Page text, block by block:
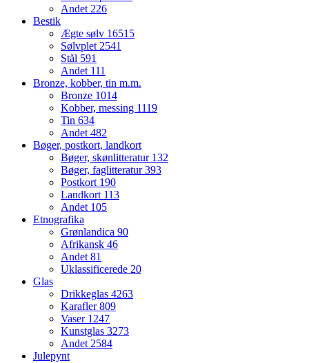
Andet 226
Bestik
Ægte sølv 16515
Sølvplet 2541
Stål 591
Andet 111
Bronze, kobber, tin m.m.
Bronze 1014
Kobber, messing 1119
Tin 634
Andet 482
Bøger, postkort, landkort
Bøger, skønlitteratur 132
Bøger, faglitteratur393
Postkort 190
Landkort 113
Andet 105
Etnografika
Grønlandica 90
Afrikansk 46
Andet 81
Uklassificerede 20
Glas
Drikkeglas 4263
Karafler809
Vaser 1247
Kunstglas 3273
Andet 2584
Julepynt